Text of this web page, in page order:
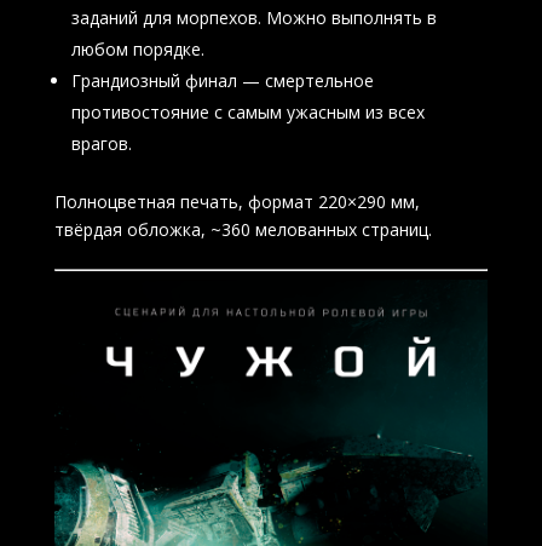
заданий для морпехов. Можно выполнять в
любом порядке.
Грандиозный финал — смертельное
противостояние с самым ужасным из всех
врагов.
Полноцветная печать, формат 220×290 мм,
твёрдая обложка, ~360 мелованных страниц.